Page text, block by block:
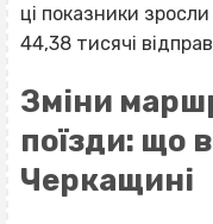
ці показники
44,38 тисячі
Зміни
поїзди: що
Черкащині